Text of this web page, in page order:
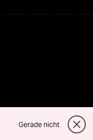
Gerade nicht